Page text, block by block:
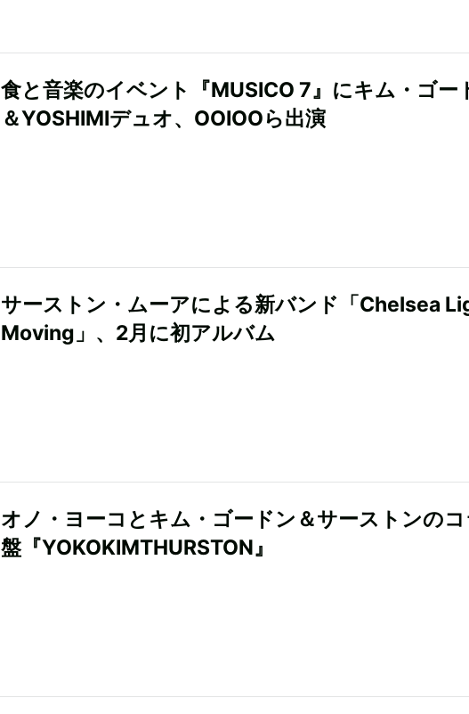
食と音楽のイベント『MUSICO 7』にキム・ゴー
＆YOSHIMIデュオ、OOIOOら出演
サーストン・ムーアによる新バンド「Chelsea
Moving」、2月に初アルバム
オノ・ヨーコとキム・ゴードン＆サーストンの
盤『YOKOKIMTHURSTON』